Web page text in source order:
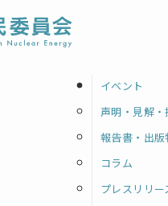
イベント
声明・見解・
報告書・出版
コラム
プレスリリー